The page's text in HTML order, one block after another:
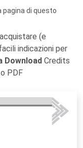
pagina di questo
(e
indicazioni per
Download Credits
PDF